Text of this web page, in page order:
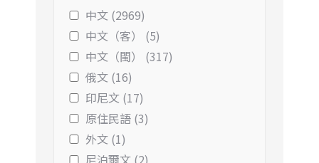
中文 (2969)
中文（客） (5)
中文（閩） (317)
俄文 (16)
印尼文 (17)
原住民語 (3)
外文 (1)
尼泊爾文 (2)